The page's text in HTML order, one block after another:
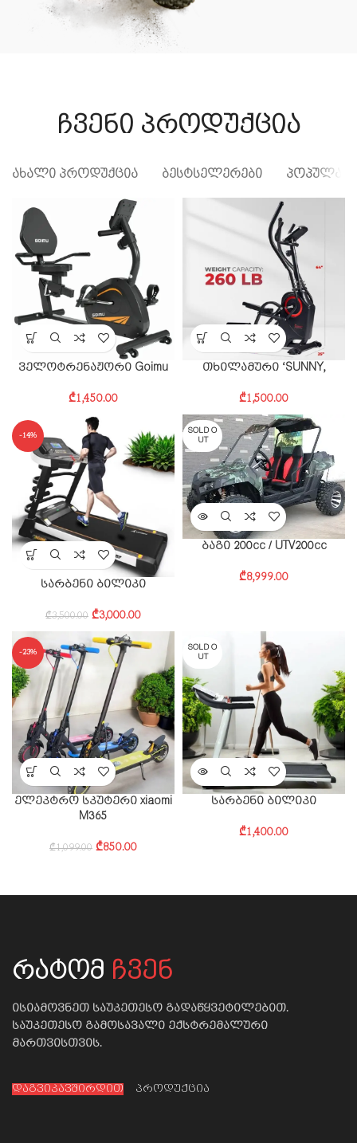
ჩვენი პროდუქცია
ᲐᲮᲐᲚᲘ ᲞᲠᲝᲓᲣᲥᲪᲘᲐ ᲑᲔᲡᲢᲡᲔᲚᲔᲠᲔᲑᲘ
ველოტრენაჟორი Goimu
₾1,450.00
თხილამური ‘SUNNY,
₾1,500.00
-14%
სარბენი ბილიკი
₾3,500.00 ₾3,000.00
SOLD O
UT
ბაგი 200cc / UTV200cc
₾8,999.00
-23%
ელეკტრო სკუტერი xiaomi
M365
₾1,099.00 ₾850.00
SOLD O
UT
სარბენი ბილიკი
₾1,400.00
რატომ ჩვენ
ისიამოვნეთ საუკეთესო გადაწყვეტილებით.
საუკეთესო გამოსავალი ექსტრემალური
მართვისთვის.
დაგვიკავშირდით პროდუქცია